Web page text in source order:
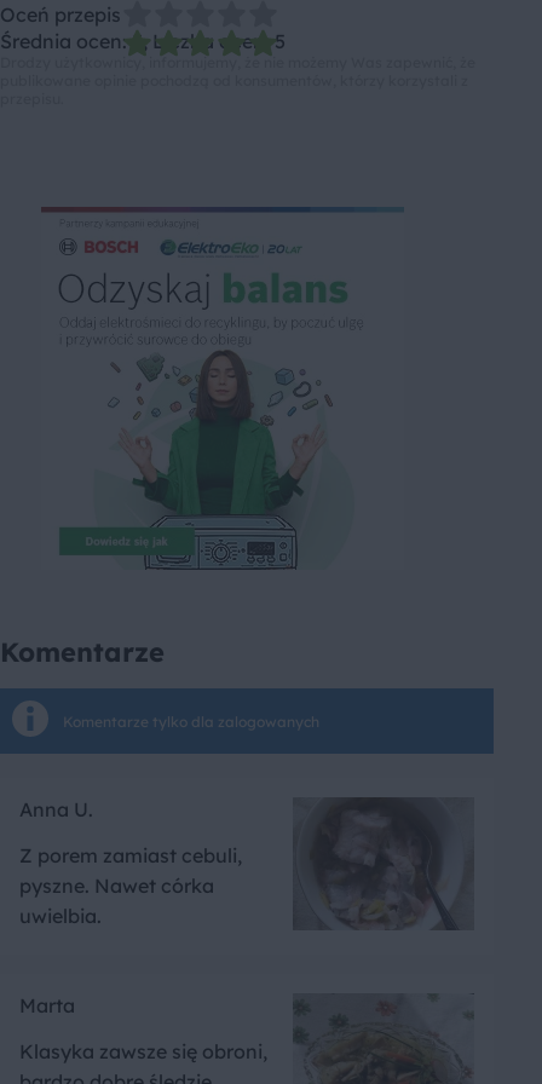
Oceń przepis
Średnia ocen: 5, Liczba ocen: 5
Komentarze
Komentarze tylko dla zalogowanych
Anna U.
Z porem zamiast cebuli,
pyszne. Nawet córka
uwielbia.
Marta
Klasyka zawsze się obroni,